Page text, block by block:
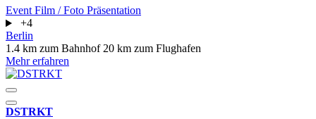
Event Film / Foto Präsentation
+4
Berlin
1.4 km zum Bahnhof 20 km zum Flughafen
Mehr erfahren
DSTRKT